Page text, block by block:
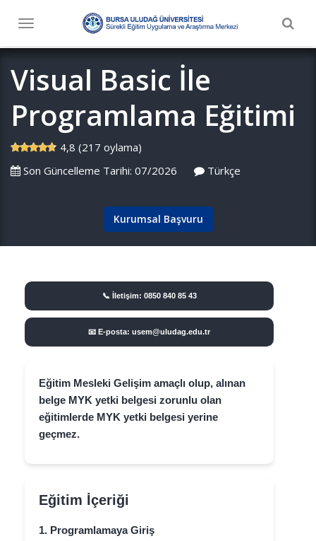
Toggle
Visual Basic İle
Programlama Eğitimi
4,8 (217 oylama)
Son Güncelleme Tarihi: 07/2026
Türkçe
Kurumsal Başvuru
📞 İletişim: 0850 840 85 43
📧 E-posta: usem@uludag.edu.tr
Eğitim Mesleki Gelişim amaçlı olup, alınan
belge MYK yetki belgesi zorunlu olan
eğitimlerde MYK yetki belgesi yerine
geçmez.
Eğitim İçeriği
1. Programlamaya Giriş